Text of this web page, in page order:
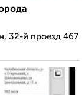
32-й проезд 467